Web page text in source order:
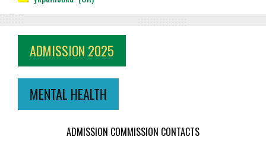
ADMISSION 2025
MENTAL HEALTH
ADMISSION COMMISSION CONTACTS